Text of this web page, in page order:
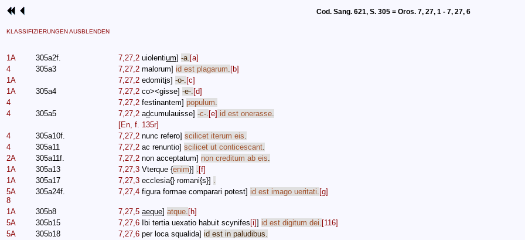
Cod. Sang. 621, S. 305 = Oros. 7, 27, 1 - 7, 27, 6
KLASSIFIZIERUNGEN AUSBLENDEN
1A 305a2f. 7,27,2 uiolentium] -a. [a]
4
305a3 7,27,2 malorum] id est plagarum. [b]
1A
7,27,2 edomitis] -o-. [c]
1A
305a4 7,27,2 co><gisse] -e-. [d]
4
7,27,2 festinantem] populum.
4
305a5 7,27,2 adcumulauisse] -c-. [e] id est onerasse.
[En, f. 135r]
4
305a10f. 7,27,2 nunc refero] scilicet iterum eis.
4
305a11 7,27,2 ac renuntio] scilicet ut conticescant.
2A
305a11f. 7,27,2 non acceptatum] non creditum ab eis.
1A
305a13 7,27,3 Vterque {enim}] . [f]
1A
305a17 7,27,3 ecclesia{} romani{s}] .
5A
8
305a24f. 7,27,4 figura formae comparari potest] id est imago ueritati. [g]
1A 305b8 7,27,5 aeque] atque. [h]
5A
305b15 7,27,6 Ibi tertia uexatio habuit scynifes [i]] id est digitum dei. [116]
5A
305b18 7,27,6 per loca squalida] id est in paludibus.